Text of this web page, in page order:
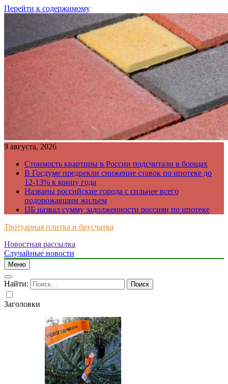
Перейти к содержимому
9 августа, 2026
Стоимость квартиры в России подсчитали в борщах
В Госдуме предрекли снижение ставок по ипотеке до
12-13% к концу года
Названы российские города с сильнее всего
подорожавшим жильем
ЦБ назвал сумму задолженности россиян по ипотеке
Тротуарная плитка и брусчатка
Just another WordPress site
Новостная рассылка
Случайные новости
Меню
Найти:
Заголовки